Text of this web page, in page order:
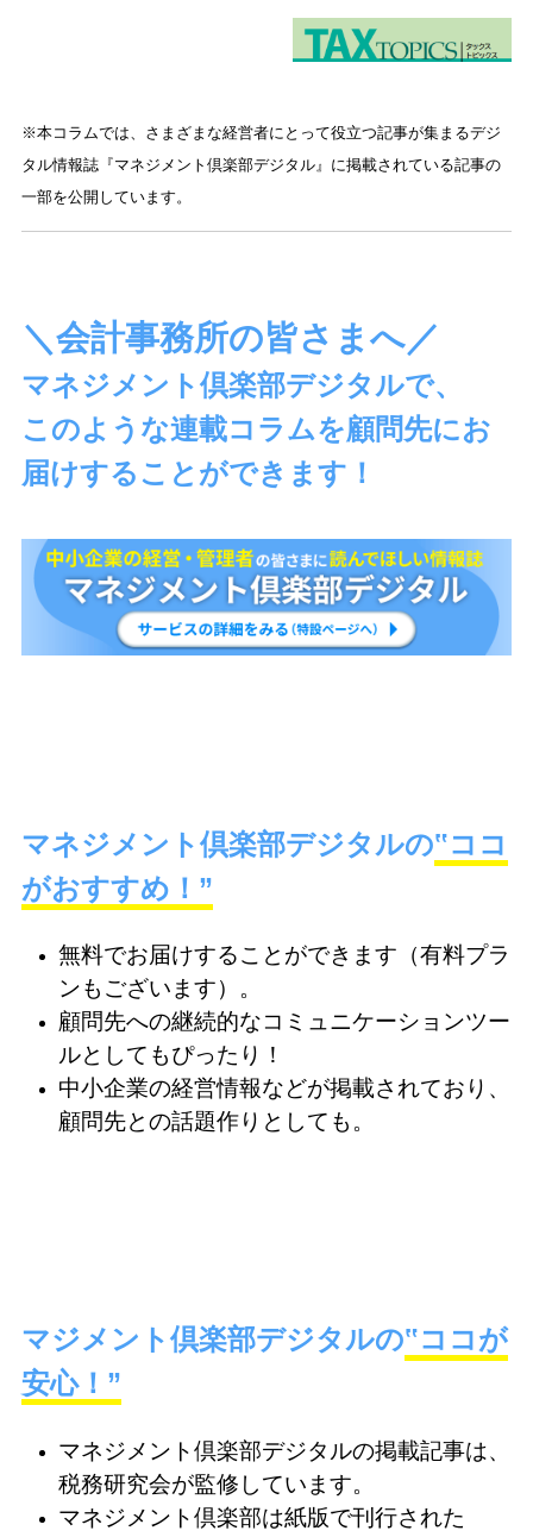
※本コラムでは、さまざまな経営者にとって役立つ記事が集まるデジ
タル情報誌『マネジメント 倶楽部デジタル』に掲載されている記事の
一部を公開しています。
＼会計事務所の皆さまへ／
マネジメント倶楽部デジタルで、
このような連載コラムを顧問先にお
届けすることができます！
マネジメント倶楽部デジタルの‟ココ
がおすすめ！”
無料でお届けすることができます（有料プラ
ンもございます）。
顧問先への継続的なコミュニケーションツー
ルとしてもぴったり！
中小企業の経営情報などが掲載されており、
顧問先との話題作りとしても。
マジメント倶楽部デジタルの‟ココが
安心！”
マネジメント倶楽部デジタルの掲載記事は、
税務研究会が監修しています。
マネジメント倶楽部は紙版で刊行された